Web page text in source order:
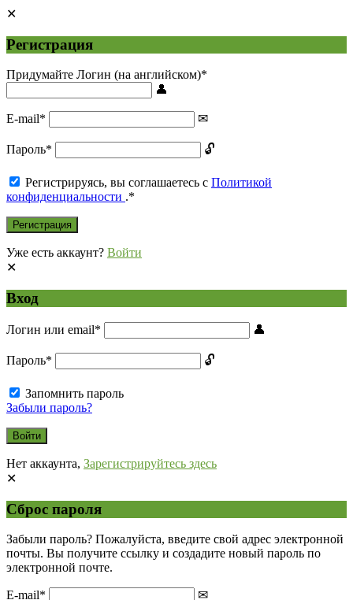
Регистрация
Придумайте Логин (на английском)*
E-mail*
Пароль*
Регистрируясь, вы соглашаетесь с Политикой
конфиденциальности .*
Уже есть аккаунт? Войти
Вход
Логин или email*
Пароль*
Запомнить пароль
Забыли пароль?
Нет аккаунта, Зарегистрируйтесь здесь
Сброс пароля
Забыли пароль? Пожалуйста, введите свой адрес электронной
почты. Вы получите ссылку и создадите новый пароль по
электронной почте.
E-mail*